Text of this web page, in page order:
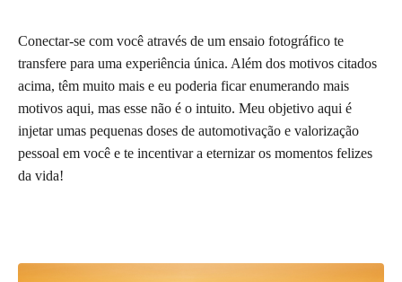
Conectar-se com você através de um ensaio fotográfico te
transfere para uma experiência única. Além dos motivos citados
acima, têm muito mais e eu poderia ficar enumerando mais
motivos aqui, mas esse não é o intuito. Meu objetivo aqui é
injetar umas pequenas doses de automotivação e valorização
pessoal em você e te incentivar a eternizar os momentos felizes
da vida!